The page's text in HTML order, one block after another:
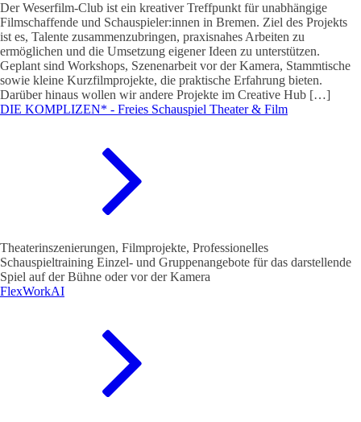
Der Weserfilm-Club ist ein kreativer Treffpunkt für unabhängige
Filmschaffende und Schauspieler:innen in Bremen. Ziel des Projekts
ist es, Talente zusammenzubringen, praxisnahes Arbeiten zu
ermöglichen und die Umsetzung eigener Ideen zu unterstützen.
Geplant sind Workshops, Szenenarbeit vor der Kamera, Stammtische
sowie kleine Kurzfilmprojekte, die praktische Erfahrung bieten.
Darüber hinaus wollen wir andere Projekte im Creative Hub […]
DIE KOMPLIZEN* - Freies Schauspiel Theater & Film
Theaterinszenierungen, Filmprojekte, Professionelles
Schauspieltraining Einzel- und Gruppenangebote für das darstellende
Spiel auf der Bühne oder vor der Kamera
FlexWorkAI